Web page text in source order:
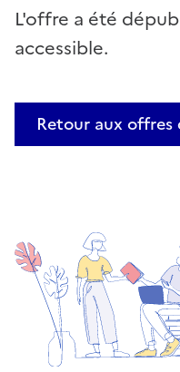
L'offre a été
accessible.
Retour aux